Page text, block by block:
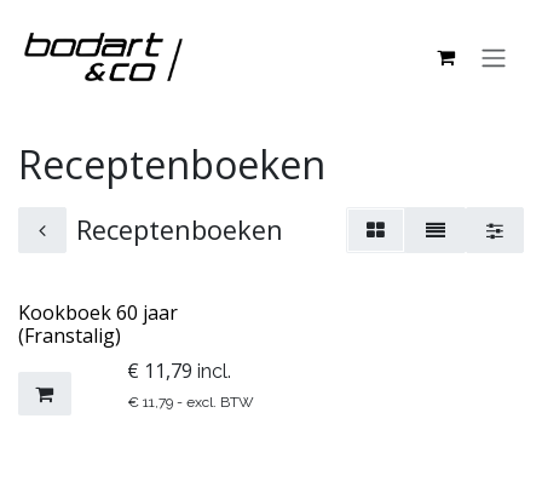
Receptenboeken
Receptenboeken
Kookboek 60 jaar
(Franstalig)
€ 11,79 incl.
€ 11,79- excl. BTW